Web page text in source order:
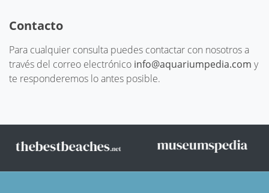
Contacto
Para cualquier consulta puedes contactar con nosotros a
través del correo electrónico info@aquariumpedia.com y
te responderemos lo antes posible.